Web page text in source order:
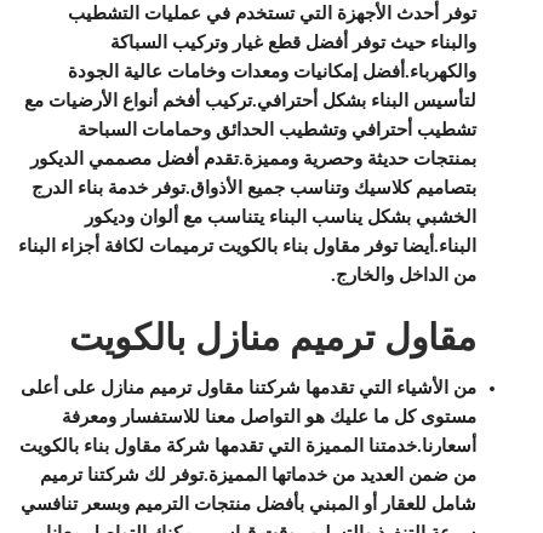
توفر أحدث الأجهزة التي تستخدم في عمليات التشطيب
والبناء حيث توفر أفضل قطع غيار وتركيب السباكة
والكهرباء.أفضل إمكانيات ومعدات وخامات عالية الجودة
لتأسيس البناء بشكل أحترافي.تركيب أفخم أنواع الأرضيات مع
تشطيب أحترافي وتشطيب الحدائق وحمامات السباحة
بمنتجات حديثة وحصرية ومميزة.تقدم أفضل مصممي الديكور
بتصاميم كلاسيك وتناسب جميع الأذواق.توفر خدمة بناء الدرج
الخشبي بشكل يناسب البناء يتناسب مع ألوان وديكور
البناء.أيضا توفر مقاول بناء بالكويت ترميمات لكافة أجزاء البناء
من الداخل والخارج.
مقاول ترميم منازل بالكويت
من الأشياء التي تقدمها شركتنا مقاول ترميم منازل على أعلى
مستوى كل ما عليك هو التواصل معنا للاستفسار ومعرفة
أسعارنا.خدمتنا المميزة التي تقدمها شركة مقاول بناء بالكويت
من ضمن العديد من خدماتها المميزة.توفر لك شركتنا ترميم
شامل للعقار أو المبني بأفضل منتجات الترميم وبسعر تنافسي